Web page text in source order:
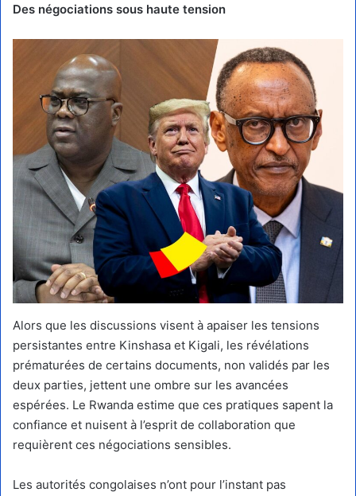
Des négociations sous haute tension
Alors que les discussions visent à apaiser les tensions
persistantes entre Kinshasa et Kigali, les révélations
prématurées de certains documents, non validés par les
deux parties, jettent une ombre sur les avancées
espérées. Le Rwanda estime que ces pratiques sapent la
confiance et nuisent à l’esprit de collaboration que
requièrent ces négociations sensibles.
Les autorités congolaises n’ont pour l’instant pas